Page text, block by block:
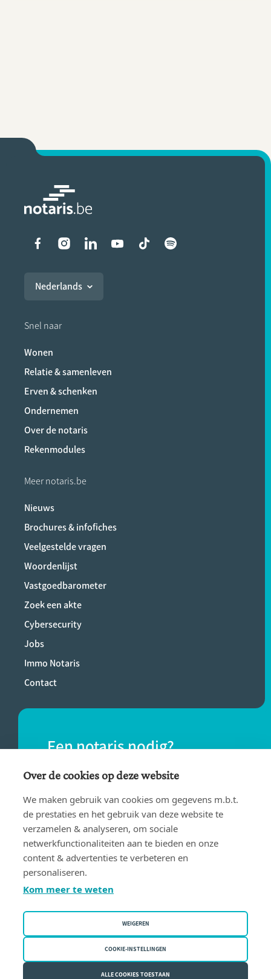
Liens vers les réseaux
Nederlands
Snel naar
Wonen
Relatie & samenleven
Erven & schenken
Ondernemen
Over de notaris
Rekenmodules
Meer notaris.be
Nieuws
Brochures & infofiches
Veelgestelde vragen
Woordenlijst
Vastgoedbarometer
Zoek een akte
Cybersecurity
Jobs
Immo Notaris
Contact
Een notaris nodig?
Vind eenvoudig een notaris bij jou in de
buurt.
VIND EEN NOTARIS
Gebruiksvoorwaarden
Privacy policy
Cookiebeleid
Over de cookies op deze website
We maken gebruik van cookies om gegevens m.b.t.
de prestaties en het gebruik van deze website te
verzamelen & analyseren, om sociale
netwerkfunctionaliteiten aan te bieden en onze
content & advertenties te verbeteren en
personaliseren.
Kom meer te weten
WEIGEREN
COOKIE-INSTELLINGEN
ALLE COOKIES TOESTAAN